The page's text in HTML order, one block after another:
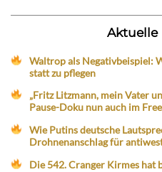
Aktuelle
Waltrop als Negativbeispiel:
statt zu pflegen
„Fritz Litzmann, mein Vater
Pause-Doku nun auch im
Wie Putins deutsche
Drohnenanschlag für
Die 542. Cranger Kirmes hat